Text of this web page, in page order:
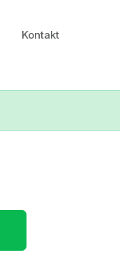
Kontakt